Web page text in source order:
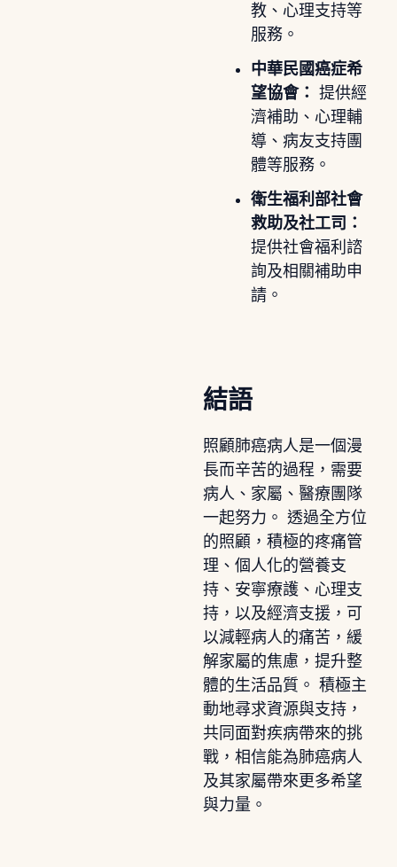
教、心理支持等
服務。
中華民國癌症希
望協會： 提供經
濟補助、心理輔
導、病友支持團
體等服務。
衛生福利部社會
救助及社工司：
提供社會福利諮
詢及相關補助申
請。
結語
照顧肺癌病人是一個漫
長而辛苦的過程，需要
病人、家屬、醫療團隊
一起努力。 透過全方位
的照顧，積極的疼痛管
理、個人化的營養支
持、安寧療護、心理支
持，以及經濟支援，可
以減輕病人的痛苦，緩
解家屬的焦慮，提升整
體的生活品質。 積極主
動地尋求資源與支持，
共同面對疾病帶來的挑
戰，相信能為肺癌病人
及其家屬帶來更多希望
與力量。